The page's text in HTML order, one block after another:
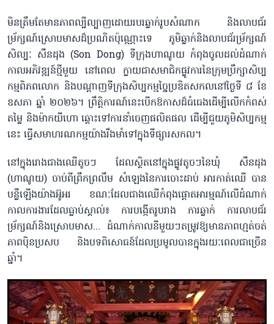
មិនត្រឹមតែមានភាពល្បីល្បាញដោយរបរឆ្លាក់រូបសំណាក និងលាបជ័រ
ម្រ័ក្សណ៍ស្រោបមាសដ៏ប្រណិតប៉ុណ្ណោះទេ ភូមិឆ្លាក់និងលាបជ័រម្រ័ក្សណ៍
សិល្បៈ សឺនដុង (Son Dong) ទីក្រុងហាណូយ កំពុងចូលដល់ដំណាក់
កាលអភិវឌ្ឍន៍ថ្មីមួយ នៅពេល ក្លាយជាសមាជិកផ្លូវការនៃក្រុមប្រឹក្សាសិប្ប
កម្មពិភពលោក និងបណ្តាញទីក្រុងសិប្បកម្មច្នៃប្រឌិតសកលនៅថ្ងៃទី ៨ ខែ
ឧសភា ឆ្នាំ ២០២៦។ ព្រឹត្តិការណ៍នេះបើកឱកាសដ៏ធំធេងដើម្បីលើកកំពស់
តម្លៃ និងម៉ាកយីហោ ឆ្ពោះទៅការនាំចេញផលិតផល ដើម្បីជួយភូមិសិប្បកម្ម
នេះ ធ្វើសមាហរណកម្មយ៉ាងរឹងមាំទៅក្នុងទីផ្សារសកល។
នៅក្នុងរោងជាងឈើតូចៗ ដែលស្ថិតនៅក្នុងផ្លូវតូចៗនៃឃុំ សឺនដុង
(ហាណូយ) ចាប់ពីព្រឹកព្រលឹម សំឡេងនៃការចោះដាប់ អារកាត់ឈើ បាន
បន្លឺឡើងយ៉ាងអ៊ូអរ ខណៈដែលជាងឈើកំពុងផ្ដោតអារម្មណ៍លើដំណាក់
កាលការងារដែលធ្លាប់ស្គាល់៖ ការបង្កើតរូបរាង ការឆ្លាក់ ការលាបជ័រ
ម្រ័ក្សណ៍និងស្រោបមាស... ដំណាក់កាលនីមួយៗតម្រូវឱ្យមានភាពហ្មត់ចត់
ភាពប៉ិនប្រសប និងបទពិសោធន៍ដែលប្រមូលបានក្នុងរយៈពេលជាច្រើន
ឆ្នាំ។